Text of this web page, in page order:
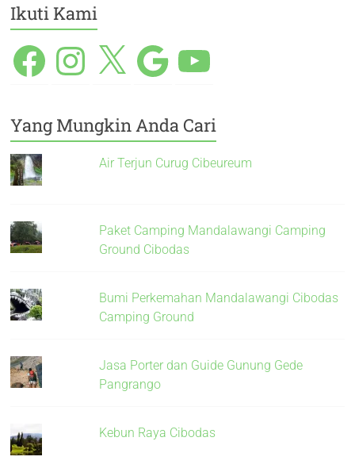
Ikuti Kami
Yang Mungkin Anda Cari
Air Terjun Curug Cibeureum
Paket Camping Mandalawangi Camping
Ground Cibodas
Bumi Perkemahan Mandalawangi Cibodas
Camping Ground
Jasa Porter dan Guide Gunung Gede
Pangrango
Kebun Raya Cibodas